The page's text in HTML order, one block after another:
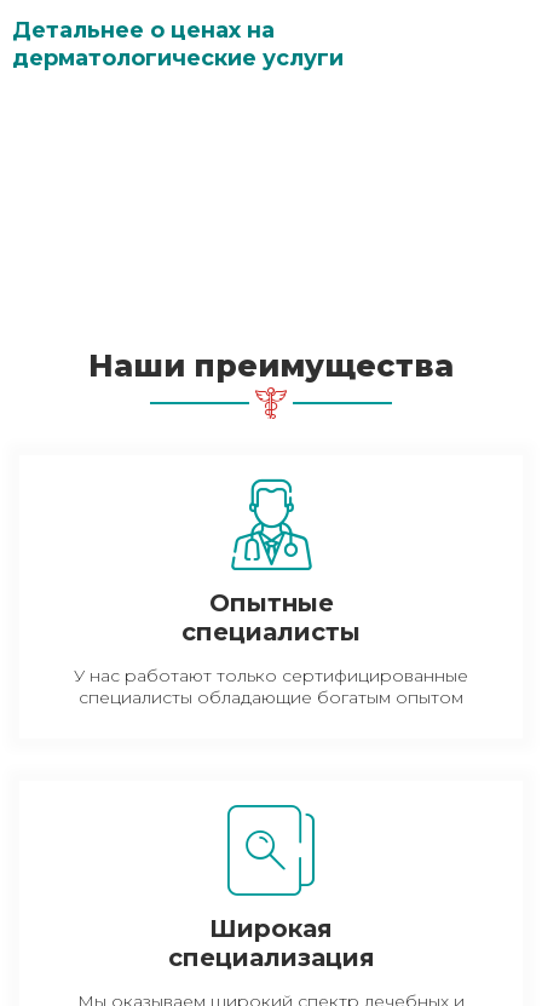
Детальнее о ценах на
дерматологические услуги
Наши преимущества
Опытные
специалисты
У нас работают только сертифицированные
специалисты обладающие богатым опытом
Широкая
специализация
Мы оказываем широкий спектр лечебных и